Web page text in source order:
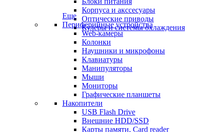
Корпуса и акссесуары
Оптические приводы
Кулеры и системы охлаждения
Еще
Периферийные устройства
Web-камеры
Колонки
Наушники и микрофоны
Клавиатуры
Манипуляторы
Мыши
Мониторы
Графические планшеты
Накопители
USB Flash Drive
Внешние HDD/SSD
Карты памяти, Card reader